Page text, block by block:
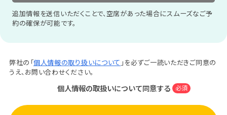
追加情報を送信いただくことで、空席があった場合にスムーズなご予
約の確保が可能です。
弊社の「個人情報の取り扱いについて 」を必ずご一読いただきご同意の
うえ、お問い合わせください。
個人情報の取扱いについて同意する 必須